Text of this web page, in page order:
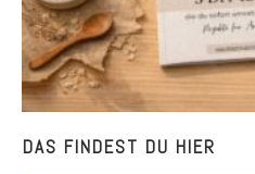
DAS FINDEST DU HIER